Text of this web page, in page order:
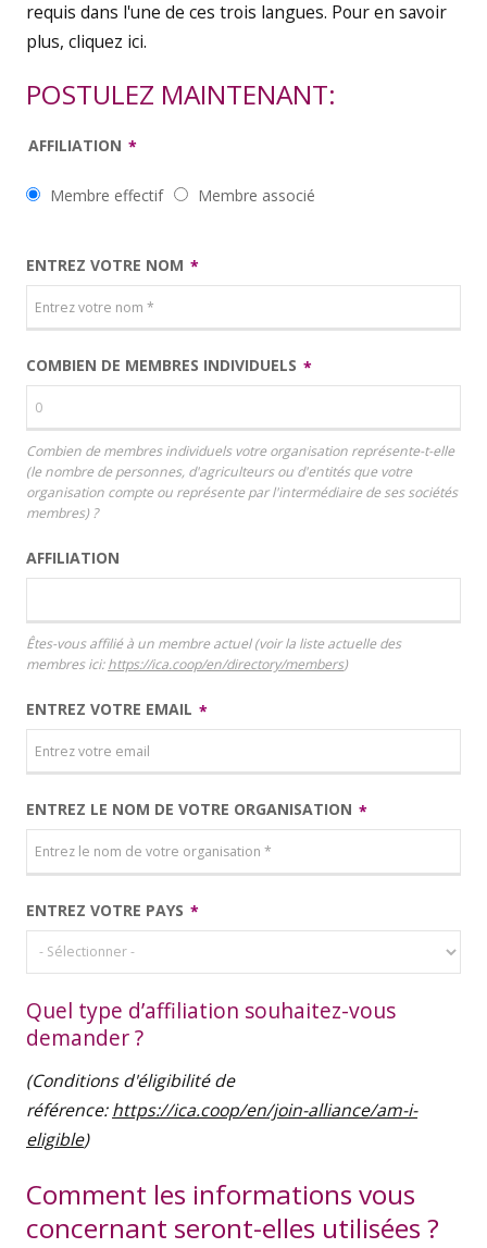
requis dans l'une de ces trois langues. Pour en savoir
plus, cliquez ici.
POSTULEZ MAINTENANT:
AFFILIATION
Membre effectif Membre associé
ENTREZ VOTRE NOM
COMBIEN DE MEMBRES INDIVIDUELS
Combien de membres individuels votre organisation représente-t-elle
(le nombre de personnes, d'agriculteurs ou d'entités que votre
organisation compte ou représente par l'intermédiaire de ses sociétés
membres) ?
AFFILIATION
Êtes-vous affilié à un membre actuel (voir la liste actuelle des
membres ici:https://ica.coop/en/directory/members)
ENTREZ VOTRE EMAIL
ENTREZ LE NOM DE VOTRE ORGANISATION
ENTREZ VOTRE PAYS
Quel type d’affiliation souhaitez-vous
demander ?
(Conditions d'éligibilité de
référence:https://ica.coop/en/join-alliance/am-i-
eligible)
Comment les informations vous
concernant seront-elles utilisées ?